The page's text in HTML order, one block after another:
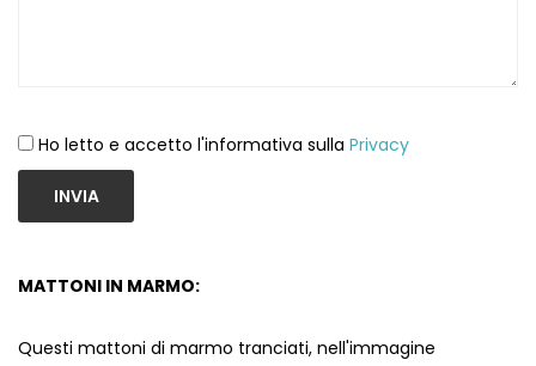
Ho letto e accetto l'informativa sulla Privacy
INVIA
MATTONI IN MARMO:
Questi mattoni di marmo tranciati, nell'immagine